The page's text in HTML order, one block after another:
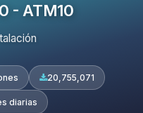
- ATM10
20,755,071
diarias